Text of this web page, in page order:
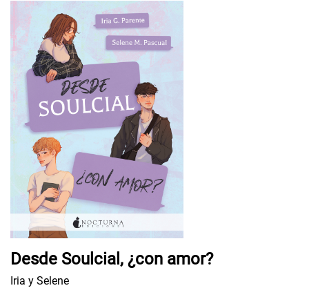
Desde Soulcial, ¿con amor?
Iria y Selene